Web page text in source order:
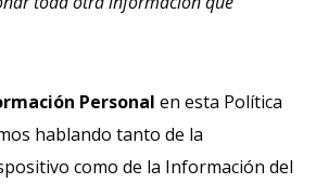
Personal en esta Política
hablando tanto de la
como de la Información del